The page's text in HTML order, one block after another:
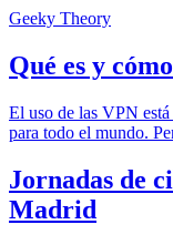
Geeky Theory
Qué es y
El uso de las VPN
para todo el mundo.
Jornadas de
Madrid